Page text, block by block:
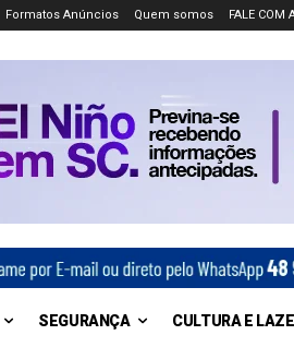
Formatos Anúncios Quem somos FALE COM
SEGURANÇA CULTURA E